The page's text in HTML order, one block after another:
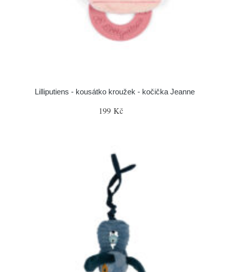
Lilliputiens - kousátko kroužek - kočička Jeanne
199 Kč